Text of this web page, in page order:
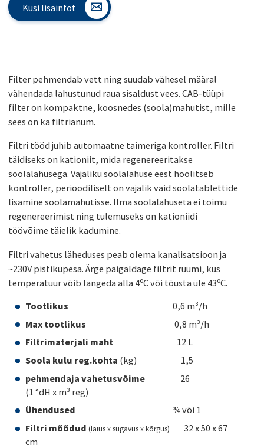
Küsi lisainfot
Filter pehmendab vett ning suudab vähesel määral
vähendada lahustunud raua sisaldust vees. CAB-tüüpi
filter on kompaktne, koosnedes (soola)mahutist, mille
sees on ka filtrianum.
Filtri tööd juhib automaatne taimeriga kontroller. Filtri
täidiseks on kationiit, mida regenereeritakse
soolalahusega. Vajaliku soolalahuse eest hoolitseb
kontroller, perioodiliselt on vajalik vaid soolatablettide
lisamine soolamahutisse. Ilma soolalahuseta ei toimu
regenereerimist ning tulemuseks on kationiidi
töövõime täielik kadumine.
Filtri vahetus läheduses peab olema kanalisatsioon ja
~230V pistikupesa. Ärge paigaldage filtrit ruumi, kus
temperatuur võib langeda alla 4ºC või tõusta üle 43ºC.
Tootlikus
0,6 m³/h
Max tootlikus 0,8 m³/h
Filtrimaterjali maht 12 L
Soola kulu reg.kohta (kg) 1,5
pehmendaja vahetusvõime
26
(1 °dH x m³ reg)
Ühendused
¾ või 1
Filtri mõõdud(laius x sügavus x kõrgus)
32 x 50 x 67
cm